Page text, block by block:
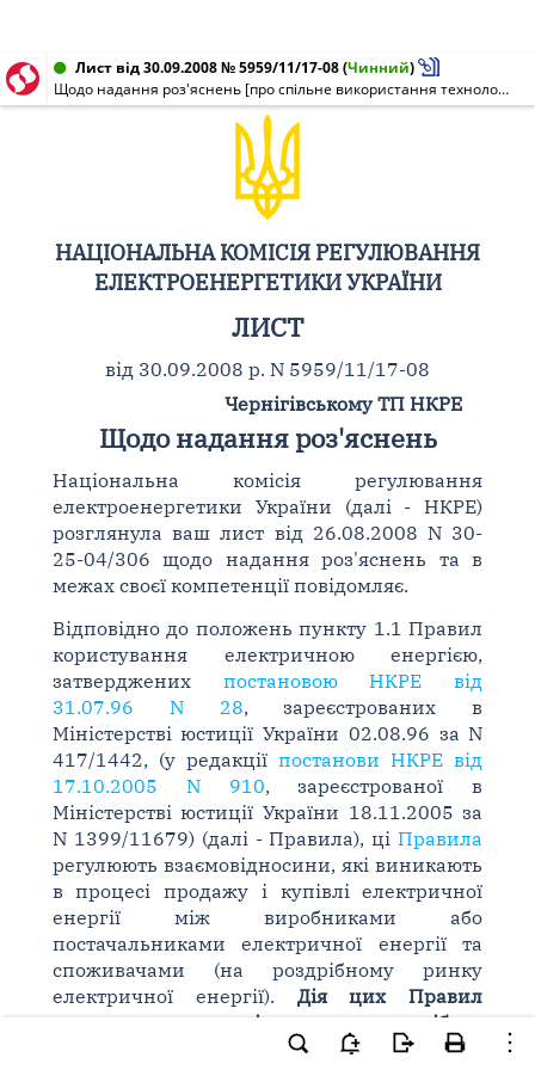
Лист від 30.09.2008 № 5959/11/17-08(Чинний)
Щодо надання роз'яснень [про спільне використання технологічних електричних мереж споживача на основі типового договору]
НАЦІОНАЛЬНА КОМІСІЯ РЕГУЛЮВАННЯ
ЕЛЕКТРОЕНЕРГЕТИКИ УКРАЇНИ
ЛИСТ
від 30.09.2008 р. N 5959/11/17-08
Чернігівському ТП НКРЕ
Щодо надання роз'яснень
Національна комісія регулювання
електроенергетики України (далі - НКРЕ)
розглянула ваш лист від 26.08.2008 N 30-
25-04/306 щодо надання роз'яснень та в
межах своєї компетенції повідомляє.
Відповідно до положень пункту 1.1 Правил
користування електричною енергією,
затверджених постановою НКРЕ від
31.07.96 N 28, зареєстрованих в
Міністерстві юстиції України 02.08.96 за N
417/1442, (у редакціїпостанови НКРЕ від
17.10.2005 N 910, зареєстрованої в
Міністерстві юстиції України 18.11.2005 за
N 1399/11679) (далі - Правила), ціПравила
регулюють взаємовідносини, які виникають
в процесі продажу і купівлі електричної
енергії між виробниками або
постачальниками електричної енергії та
споживачами (на роздрібному ринку
електричної енергії). Дія цих Правил
поширюється на всіх юридичних осіб
фізичних осіб (крім населення).